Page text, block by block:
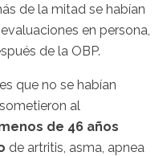
de la mitad se habían
en persona,
de la OBP.
que no se habían
al
de 46 años
de artritis, asma, apnea